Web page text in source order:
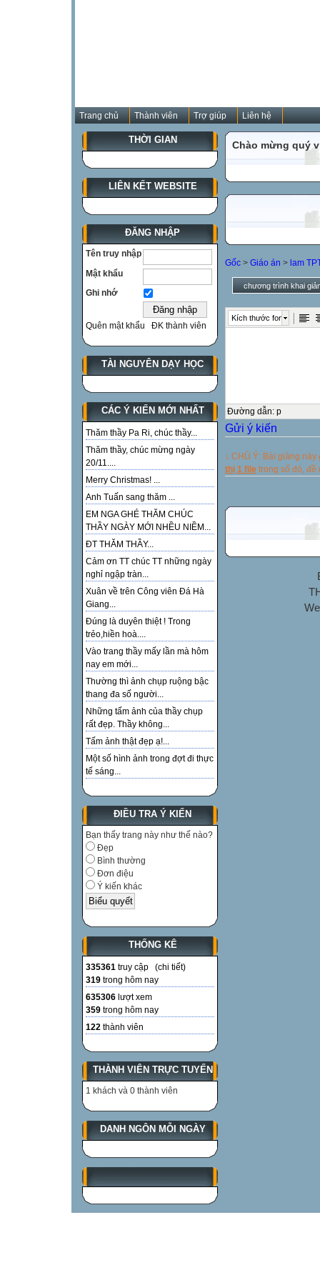
Trang chủ Thành viên Trợ giúp Liên hệ
THỜI GIAN
LIÊN KẾT WEBSITE
ĐĂNG NHẬP
Tên truy nhập
Mật khẩu
Ghi nhớ
Quên mật khẩu ĐK thành viên
TÀI NGUYÊN DẠY HỌC
CÁC Ý KIẾN MỚI NHẤT
Thăm thầy Pa Ri, chúc thầy...
Thăm thầy, chúc mừng ngày
20/11....
Merry Christmas! ...
Anh Tuấn sang thăm ...
EM NGA GHÉ THĂM CHÚC
THẦY NGÀY MỚI NHỀU NIỀM...
ĐT THĂM THẦY...
Cảm ơn TT chúc TT những ngày
nghỉ ngập tràn...
Xuân về trên Công viên Đá Hà
Giang...
Đúng là duyên thiệt ! Trong
trẻo,hiền hoà....
Vào trang thầy mấy lần mà hôm
nay em mới...
Thường thì ảnh chụp ruộng bậc
thang đa số người...
Những tấm ảnh của thầy chụp
rất đẹp. Thầy không...
Tấm ảnh thật đẹp ạ!...
Một số hình ảnh trong đợt đi thực
tế sáng...
ĐIỀU TRA Ý KIẾN
Bạn thấy trang này như thế nào?
Đẹp
Bình thường
Đơn điệu
Ý kiến khác
THỐNG KÊ
335361 truy cập (chi tiết)
319 trong hôm nay
635306 lượt xem
359 trong hôm nay
122 thành viên
THÀNH VIÊN TRỰC TUYẾN
1 khách và 0 thành viên
DANH NGÔN MỖI NGÀY
Chào mừng quý
Gốc > Giáo án > lam
chương trình khai
Kích thước font
Đường dẫn: p
Gửi ý kiến
↓ CHÚ Ý: Bài giảng này
thị 1 file trong số đó, đề